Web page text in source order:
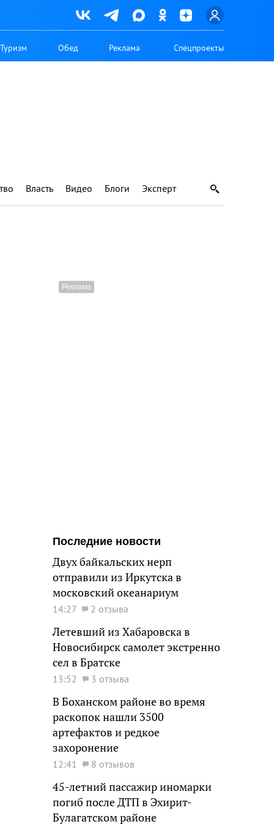
Туризм Обед Реклама Спецпроекты
Власть Видео Блоги Эксперт
Последние новости
Двух байкальских нерп
отправили из Иркутска в
московский океанариум
14:27 2 отзыва
Летевший из Хабаровска в
Новосибирск самолет экстренно
сел в Братске
13:52 3 отзыва
В Боханском районе во время
раскопок нашли 3500
артефактов и редкое
захоронение
12:41 8 отзывов
45-летний пассажир иномарки
погиб после ДТП в Эхирит-
Булагатском районе